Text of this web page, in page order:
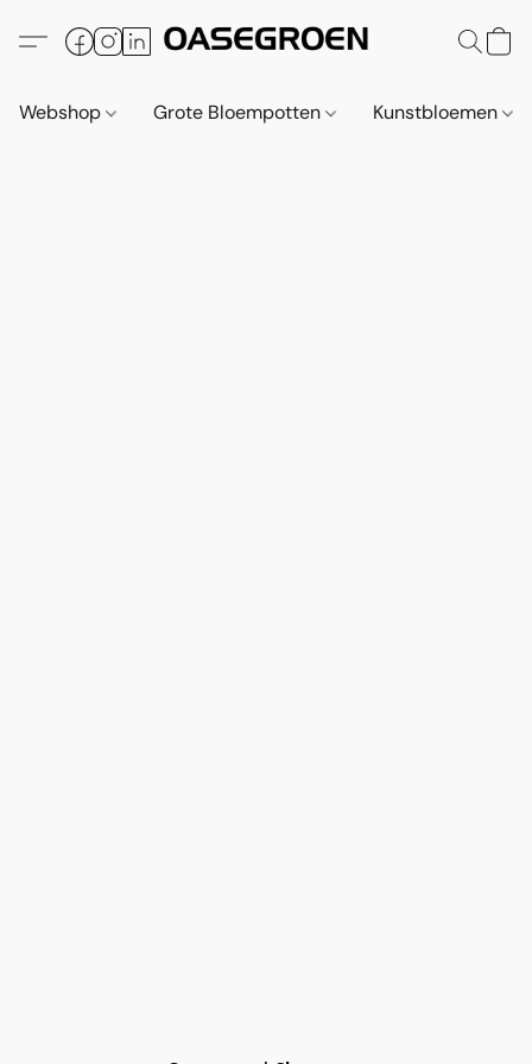
Webshop Grote Bloempotten Kunstbloemen